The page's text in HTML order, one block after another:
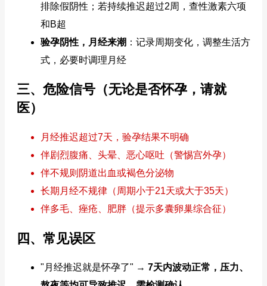
排除假阴性；若持续推迟超过2周，查性激素六项
和B超
验孕阴性，月经来潮 ：记录周期变化，调整生活方
式，必要时调理月经
三、危险信号（无论是否怀孕，请就
医）
月经推迟超过7天，验孕结果不明确
伴剧烈腹痛、头晕、恶心呕吐（警惕宫外孕）
伴不规则阴道出血或褐色分泌物
长期月经不规律（周期小于21天或大于35天）
伴多毛、痤疮、肥胖（提示多囊卵巢综合征）
四、常见误区
"月经推迟就是怀孕了" → 7天内波动正常，压力、